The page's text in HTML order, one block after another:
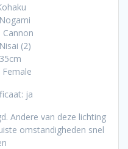
(2)
Female
ja
Andere van deze lichting
omstandigheden snel